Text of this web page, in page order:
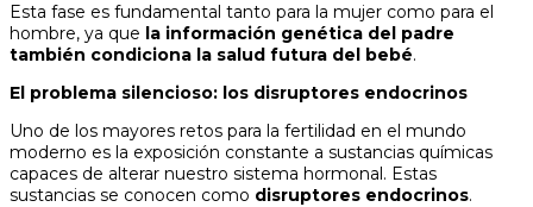
Esta fase es fundamental tanto para la mujer como para el
hombre, ya que la información genética del padre
también condiciona la salud futura del bebé.
El problema silencioso: los disruptores endocrinos
Uno de los mayores retos para la fertilidad en el mundo
moderno es la exposición constante a sustancias químicas
capaces de alterar nuestro sistema hormonal. Estas
sustancias se conocen como disruptores endocrinos.